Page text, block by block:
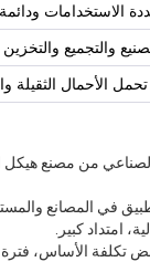
الاستخدامات ودائمة
والتجميع
من مصنع